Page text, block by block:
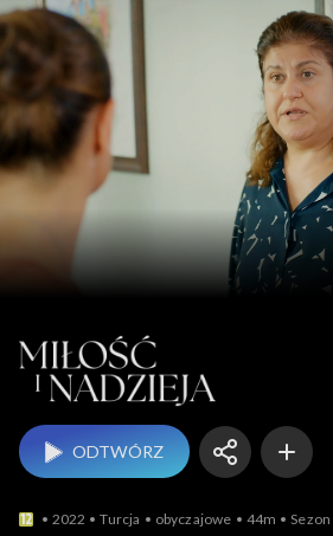
Miłość i
ODTWÓRZ
2022 Turcja obyczajowe 44m